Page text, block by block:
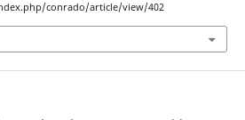
conrado/article/view/402